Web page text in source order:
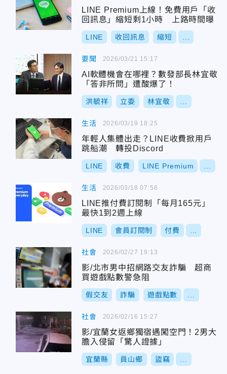
LINE Premium上線！免費用戶「收
回訊息」縮短剩1小時 上路時間曝
LINE 收回訊息 縮短
要聞
AI軟體機會在哪裡？數發部長林宜敬
「答非所問」遭酸爆了！
洪毓祥 立委 林宜敬
2026/03/21 15:17
生活
年輕人集體出走？LINE收費掀用戶
跳船潮 轉投Discord
LINE 收費 LINE Premium
2026/03/19 18:25
生活
LINE推付費訂閱制「每月165元」
最快1到2週上線
LINE 會員訂閱制 付費
2026/03/18 07:56
社會
影/北市男中招網路交友詐騙 超商
買遊戲點數警急阻
假交友 詐騙 遊戲點數
2026/02/27 19:13
社會
影/宜蘭女返鄉獨宿遇闖空門！2男大
膽入侵留「驚人證據」
宜蘭縣 員山鄉 盜竊
2026/02/16 15:27